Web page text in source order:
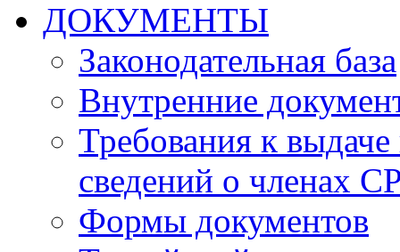
ДОКУМЕНТЫ
Законодательная база
Внутренние
Требования к
сведений о членах
Формы документов